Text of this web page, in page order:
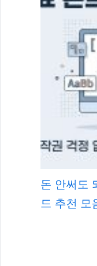
돈 안써도
드 추천 모